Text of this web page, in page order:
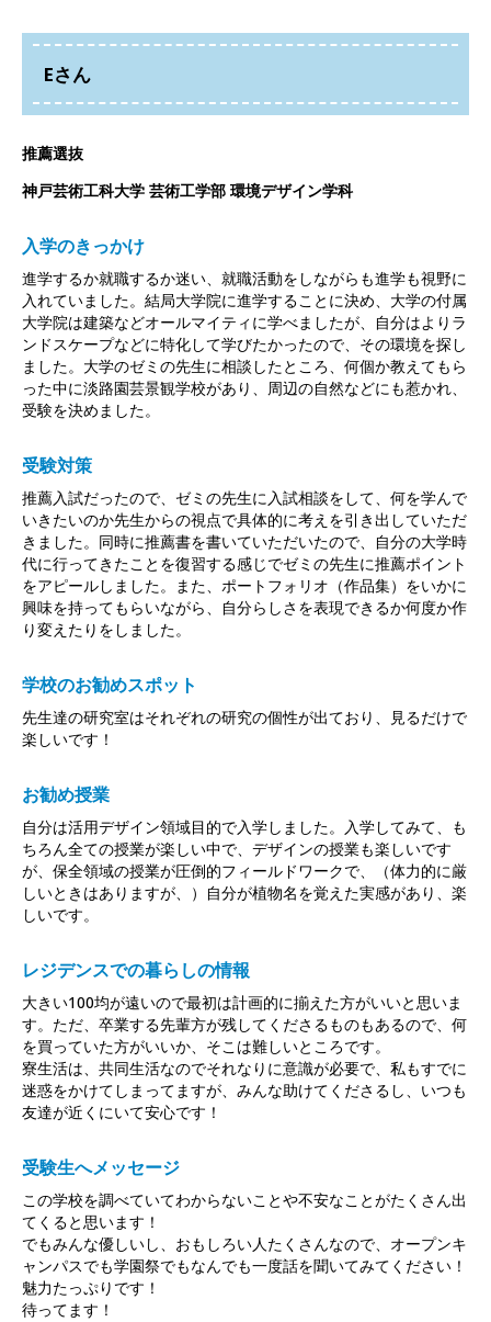
Eさん
推薦選抜
神戸芸術工科大学 芸術工学部 環境デザイン学科
入学のきっかけ
進学するか就職するか迷い、就職活動をしながらも進学も視野に
入れていました。結局大学院に進学することに決め、大学の付属
大学院は建築などオールマイティに学べましたが、自分はよりラ
ンドスケープなどに特化して学びたかったので、その環境を探し
ました。大学のゼミの先生に相談したところ、何個か教えてもら
った中に淡路園芸景観学校があり、周辺の自然などにも惹かれ、
受験を決めました。
受験対策
推薦入試だったので、ゼミの先生に入試相談をして、何を学んで
いきたいのか先生からの視点で具体的に考えを引き出していただ
きました。同時に推薦書を書いていただいたので、自分の大学時
代に行ってきたことを復習する感じでゼミの先生に推薦ポイント
をアピールしました。また、ポートフォリオ（作品集）をいかに
興味を持ってもらいながら、自分らしさを表現できるか何度か作
り変えたりをしました。
学校のお勧めスポット
先生達の研究室はそれぞれの研究の個性が出ており、見るだけで
楽しいです！
お勧め授業
自分は活用デザイン領域目的で入学しました。入学してみて、も
ちろん全ての授業が楽しい中で、デザインの授業も楽しいです
が、保全領域の授業が圧倒的フィールドワークで、（体力的に厳
しいときはありますが、）自分が植物名を覚えた実感があり、楽
しいです。
レジデンスでの暮らしの情報
大きい100均が遠いので最初は計画的に揃えた方がいいと思いま
す。ただ、卒業する先輩方が残してくださるものもあるので、何
を買っていた方がいいか、そこは難しいところです。
寮生活は、共同生活なのでそれなりに意識が必要で、私もすでに
迷惑をかけてしまってますが、みんな助けてくださるし、いつも
友達が近くにいて安心です！
受験生へメッセージ
この学校を調べていてわからないことや不安なことがたくさん出
てくると思います！
でもみんな優しいし、おもしろい人たくさんなので、オープンキ
ャンパスでも学園祭でもなんでも一度話を聞いてみてください！
魅力たっぷりです！
待ってます！